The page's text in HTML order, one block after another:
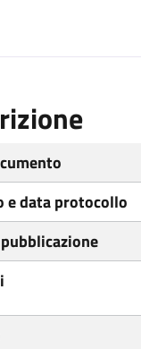
e data protocollo